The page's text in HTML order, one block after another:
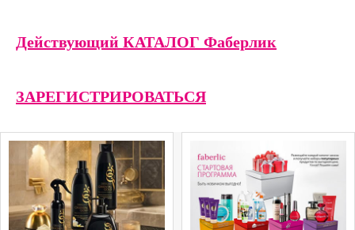
Действующий КАТАЛОГ Фаберлик
ЗАРЕГИСТРИРОВАТЬСЯ